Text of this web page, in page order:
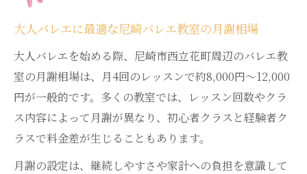
大人バレエに最適な尼崎バレエ教室の月謝相場
大人バレエを始める際、尼崎市西立花町周辺のバレエ教
室の月謝相場は、月4回のレッスンで約8,000円〜12,000
円が一般的です。多くの教室では、レッスン回数やクラ
ス内容によって月謝が異なり、初心者クラスと経験者ク
ラスで料金差が生じることもあります。
月謝の設定は、継続しやすさや家計への負担を意識して